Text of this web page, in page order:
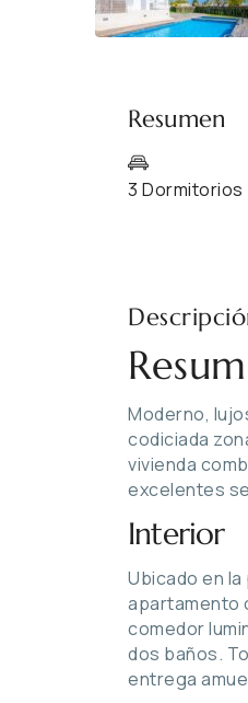
Resumen
3 Dormitorios
Moderno,
codiciada
vivienda
excelentes
Interior
Ubicado en
apartamento
comedor
dos baños.
entrega